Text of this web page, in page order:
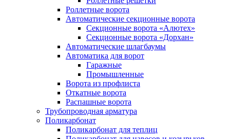
Роллетные ворота
Автоматические секционные ворота
Секционные ворота «Алютех»
Секционные ворота «Дорхан»
Автоматические шлагбаумы
Автоматика для ворот
Гаражные
Промышленные
Ворота из профлиста
Откатные ворота
Распашные ворота
Трубопроводная арматура
Поликарбонат
Поликарбонат для теплиц